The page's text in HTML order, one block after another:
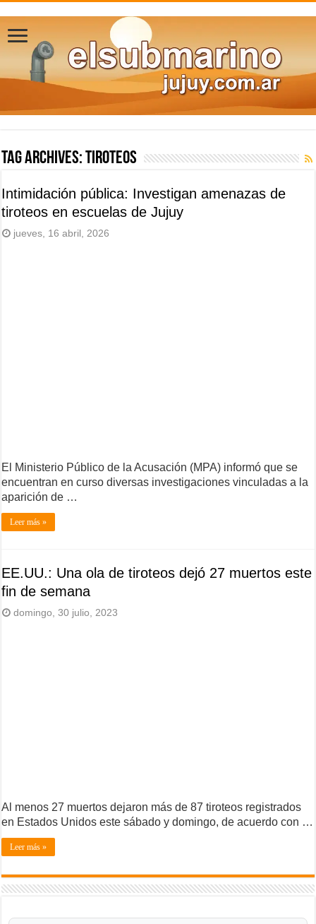
Tag Archives:tiroteos
Intimidación pública: Investigan amenazas de
tiroteos en escuelas de Jujuy
jueves, 16 abril, 2026
El Ministerio Público de la Acusación (MPA) informó que se
encuentran en curso diversas investigaciones vinculadas a la
aparición de …
Leer más »
EE.UU.: Una ola de tiroteos dejó 27 muertos este
fin de semana
domingo, 30 julio, 2023
Al menos 27 muertos dejaron más de 87 tiroteos registrados
en Estados Unidos este sábado y domingo, de acuerdo con …
Leer más »